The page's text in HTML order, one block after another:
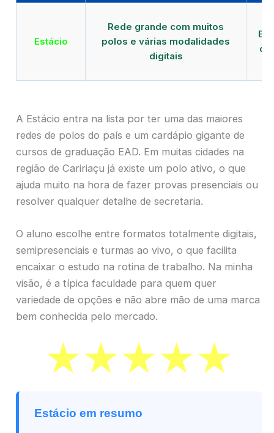
Estácio
Rede grande com muitos
polos e várias modalidades
digitais
de
A Estácio entra na lista por ter uma das maiores
redes de polos do país e um cardápio gigante de
cursos de graduação EAD. Em muitas cidades na
região de Caririaçu já existe um polo ativo, o que
ajuda muito na hora de fazer provas presenciais ou
resolver qualquer detalhe de secretaria.
O aluno escolhe entre formatos totalmente digitais,
semipresenciais e turmas ao vivo, o que facilita
encaixar o estudo na rotina de trabalho. Na minha
visão, é a típica faculdade para quem quer
variedade de opções e não abre mão de uma marca
bem conhecida pelo mercado.
Estácio em resumo